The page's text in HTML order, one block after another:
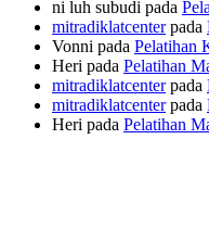
ni luh subudi pada
mitradiklatcenterpada
Vonni pada Pelatihan
Heri pada Pelatihan
mitradiklatcenterpada
mitradiklatcenterpada
Heri pada Pelatihan